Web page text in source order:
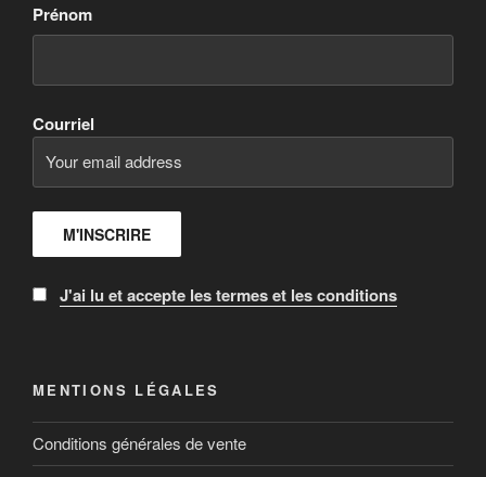
Prénom
Courriel
J'ai lu et accepte les termes et les conditions
MENTIONS LÉGALES
Conditions générales de vente